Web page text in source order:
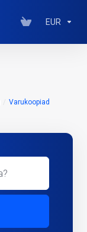
EUR
Varukoopiad